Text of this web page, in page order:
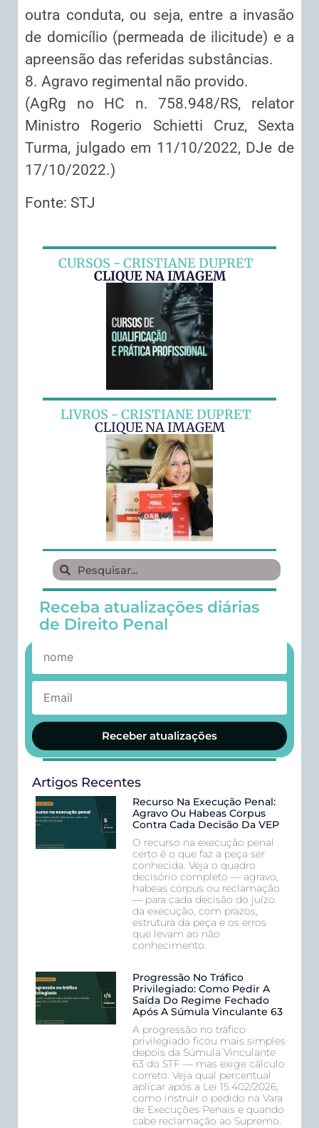
outra conduta, ou seja, entre a invasão
de domicílio (permeada de ilicitude) e a
apreensão das referidas substâncias.
8. Agravo regimental não provido.
(AgRg no HC n. 758.948/RS, relator
Ministro Rogerio Schietti Cruz, Sexta
Turma, julgado em 11/10/2022, DJe de
17/10/2022.)
Fonte: STJ
CURSOS - CRISTIANE DUPRET
CLIQUE NA IMAGEM
LIVROS - CRISTIANE DUPRET
CLIQUE NA IMAGEM
Receba atualizações diárias
de Direito Penal
Receber atualizações
Artigos Recentes
Recurso Na Execução Penal:
Agravo Ou Habeas Corpus
Contra Cada Decisão Da VEP
O recurso na execução penal
certo é o que faz a peça ser
conhecida. Veja o quadro
decisório completo — agravo,
habeas corpus ou reclamação
— para cada decisão do juízo
da execução, com prazos,
estrutura da peça e os erros
que levam ao não
conhecimento.
Progressão No Tráfico
Privilegiado: Como Pedir A
Saída Do Regime Fechado
Após A Súmula Vinculante 63
A progressão no tráfico
privilegiado ficou mais simples
depois da Súmula Vinculante
63 do STF — mas exige cálculo
correto. Veja qual percentual
aplicar após a Lei 15.402/2026,
como instruir o pedido na Vara
de Execuções Penais e quando
cabe reclamação ao Supremo.